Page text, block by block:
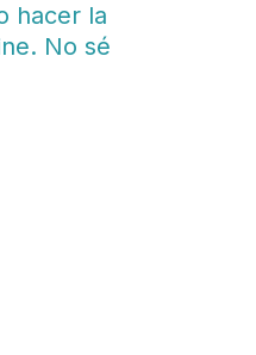
hacer la
No sé